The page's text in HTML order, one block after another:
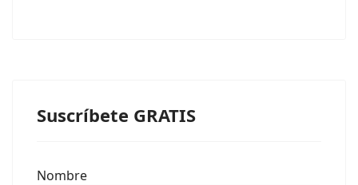
Suscríbete GRATIS
Nombre